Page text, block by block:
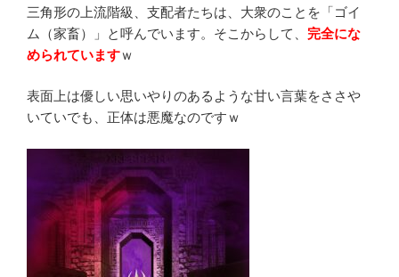
三角形の上流階級、支配者たちは、大衆のことを「ゴイ
ム（家畜）」と呼んでいます。そこからして、 完全にな
められていますｗ
表面上は優しい思いやりのあるような甘い言葉をささや
いていでも、正体は悪魔なのですｗ